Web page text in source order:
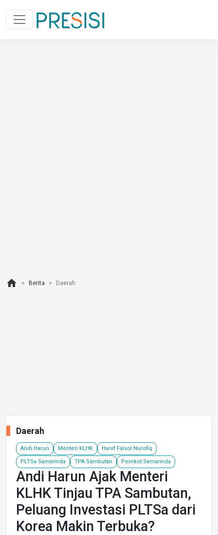
home Berita Daerah
Daerah
Andi Harun Menteri KLHK Hanif Faisol Nurofiq
PLTSa Samarinda TPA Sambutan Pemkot Samarinda
Andi Harun Ajak Menteri
KLHK Tinjau TPA Sambutan,
Peluang Investasi PLTSa dari
Korea Makin Terbuka?